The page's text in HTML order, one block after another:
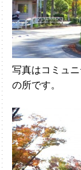
写真はコミュ
の所です。